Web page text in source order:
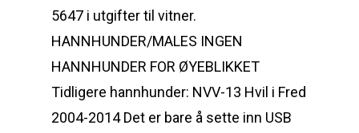
5647 i utgifter til vitner.
HANNHUNDER/MALES INGEN
HANNHUNDER FOR ØYEBLIKKET
Tidligere hannhunder: NVV-13 Hvil i Fred
2004-2014 Det er bare å sette inn USB